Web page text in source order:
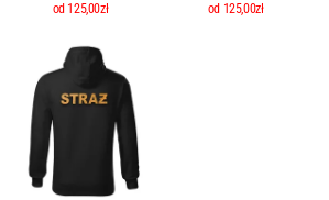
od 125,00zł
od 125,00zł